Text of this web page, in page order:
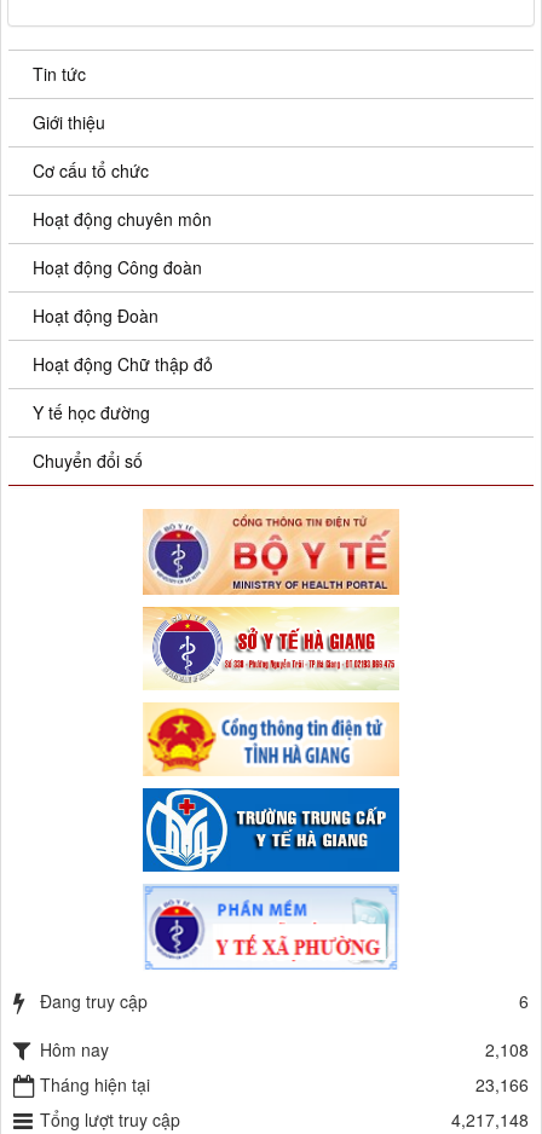
Tin tức
Giới thiệu
Cơ cấu tổ chức
Hoạt động chuyên môn
Hoạt động Công đoàn
Hoạt động Đoàn
Hoạt động Chữ thập đỏ
Y tế học đường
Chuyển đổi số
Đang truy cập
6
Hôm nay
2,108
Tháng hiện tại
23,166
Tổng lượt truy cập
4,217,148